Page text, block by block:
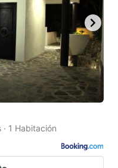
1 Habitación